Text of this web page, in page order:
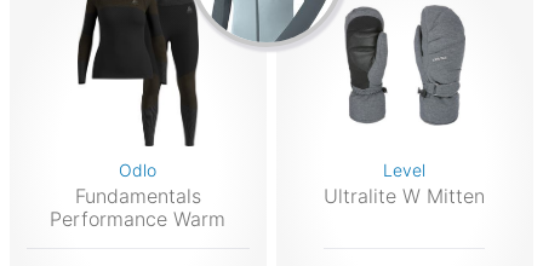
Odlo
Fundamentals
Performance Warm
Level
Ultralite W Mitten